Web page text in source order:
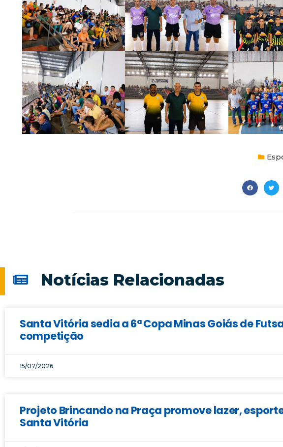
Notícias Relacionadas
Santa Vitória sedia a 6ª Copa Minas Goiás de
competição
15/07/2026
Projeto Brincando na Praça promove lazer,
Santa Vitória